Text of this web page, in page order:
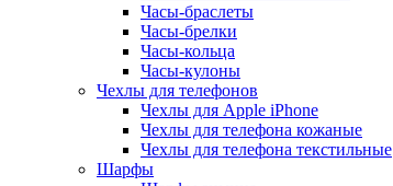
Часы-браслеты
Часы-брелки
Часы-кольца
Часы-кулоны
Чехлы для телефонов
Чехлы для Apple iPhone
Чехлы для телефона кожаные
Чехлы для телефона текстильные
Шарфы